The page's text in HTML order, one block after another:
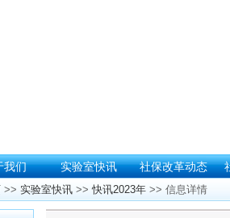
我们 实验室快讯 社保改革动态
>> 实验室快讯 >>快讯2023年 >> 信息详情